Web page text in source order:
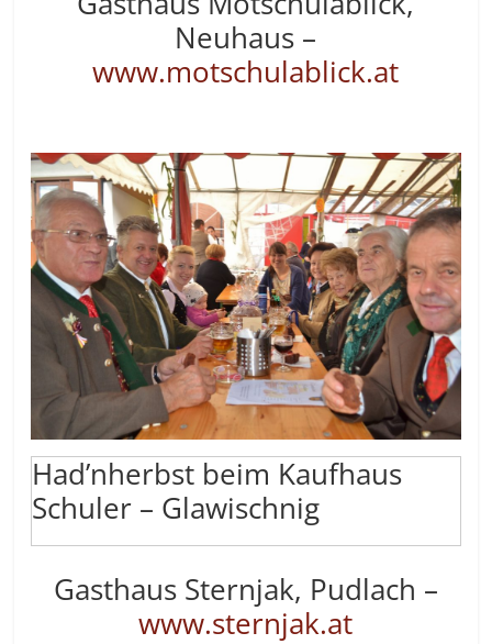
Neuhaus –
www.motschulablick.at
Had’nherbst beim Kaufhaus
Schuler – Glawischnig
Gasthaus Sternjak, Pudlach –
www.sternjak.at